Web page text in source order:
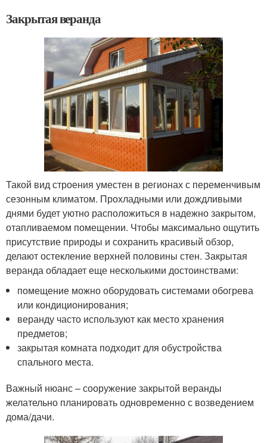
Закрытая веранда
Такой вид строения уместен в регионах с переменчивым
сезонным климатом. Прохладными или дождливыми
днями будет уютно расположиться в надежно закрытом,
отапливаемом помещении. Чтобы максимально ощутить
присутствие природы и сохранить красивый обзор,
делают остекление верхней половины стен. Закрытая
веранда обладает еще несколькими достоинствами:
помещение можно оборудовать системами обогрева
или кондиционирования;
веранду часто используют как место хранения
предметов;
закрытая комната подходит для обустройства
спального места.
Важный нюанс – сооружение закрытой веранды
желательно планировать одновременно с возведением
дома/дачи.